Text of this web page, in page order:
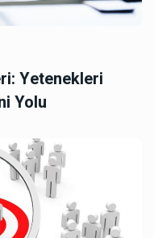
Yetenekleri
Yolu